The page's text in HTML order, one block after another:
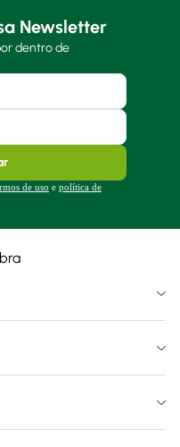
Newsletter
dentro de
de uso e política de